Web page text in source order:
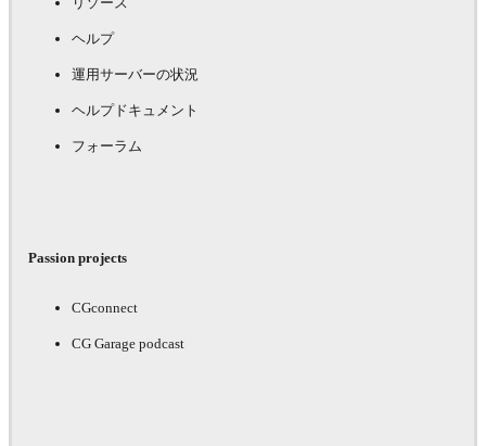
ヘルプ
運用サーバーの状況
ヘルプドキュメント
フォーラム
Passion projects
CGconnect
CG Garage podcast